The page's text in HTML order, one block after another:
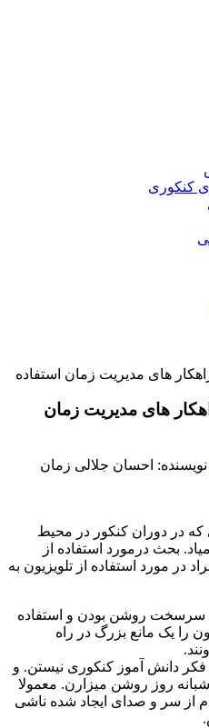
کنکوری
های مدیریت زمان استفاده
های مدیریت زمان
نویسنده: احسان جلالی زمان
که در دوران کنکور در محیط
بحث درمورد استفاده از
در مورد استفاده از تلویزیون به
سرسخت روشن بودن و استفاده
را یک مانع بزرگ در راه
فکر دانش آموز کنکوری نیستن. و
روز روشن میزارن. معمولا
از سر و صدای ایجاد شده ناشی